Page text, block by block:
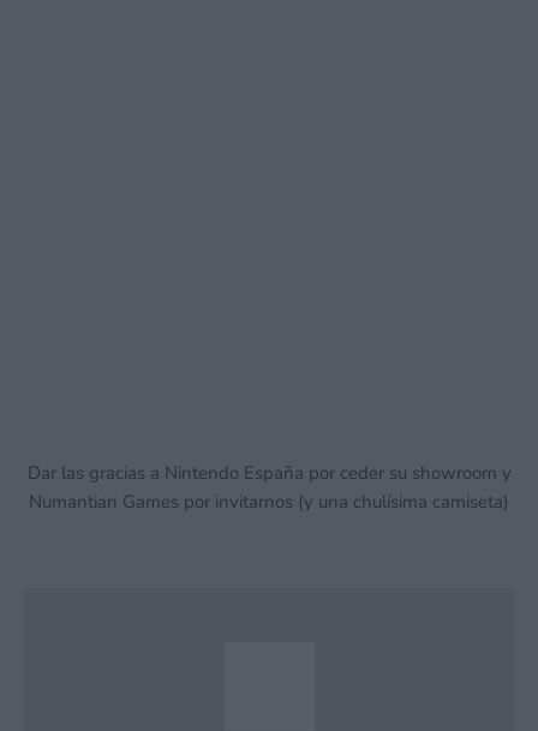
Dar las gracias a Nintendo España por ceder su showroom y
Numantian Games por invitarnos (y una chulísima camiseta)